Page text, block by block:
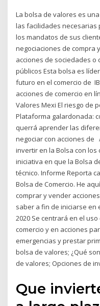
La bolsa de valores es
las facilidades necesarias
los mandatos de sus
negociaciones de compra
acciones de sociedades o
públicos Esta bolsa es
futuro en el comercio de
acciones de comercio en
Valores Mexi El riesgo de
Plataforma galardonada:
querrá aprender las
negociar con acciones de
invertir en la Bolsa con
iniciativa en que la Bolsa
técnico. Informe Reporta
Bolsa de Comercio. He
comprar y vender
saber a fin de iniciarse en
2020 Se centrará en el
comercio y en acciones
emergencias y prestar
bolsa de valores; ¿Qué
de valores; Opciones de
Que